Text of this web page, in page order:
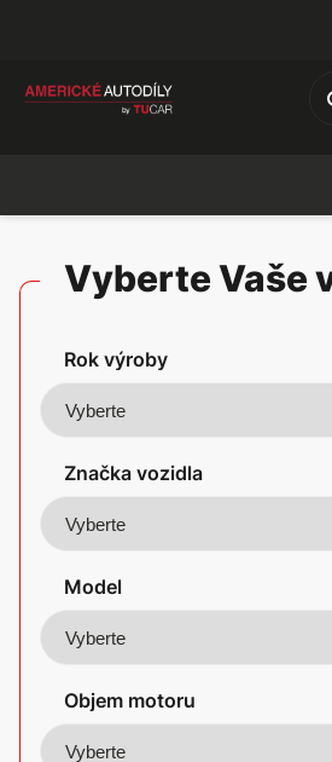
Vyberte Vaše
Rok výroby
Značka vozidla
Model
Objem motoru